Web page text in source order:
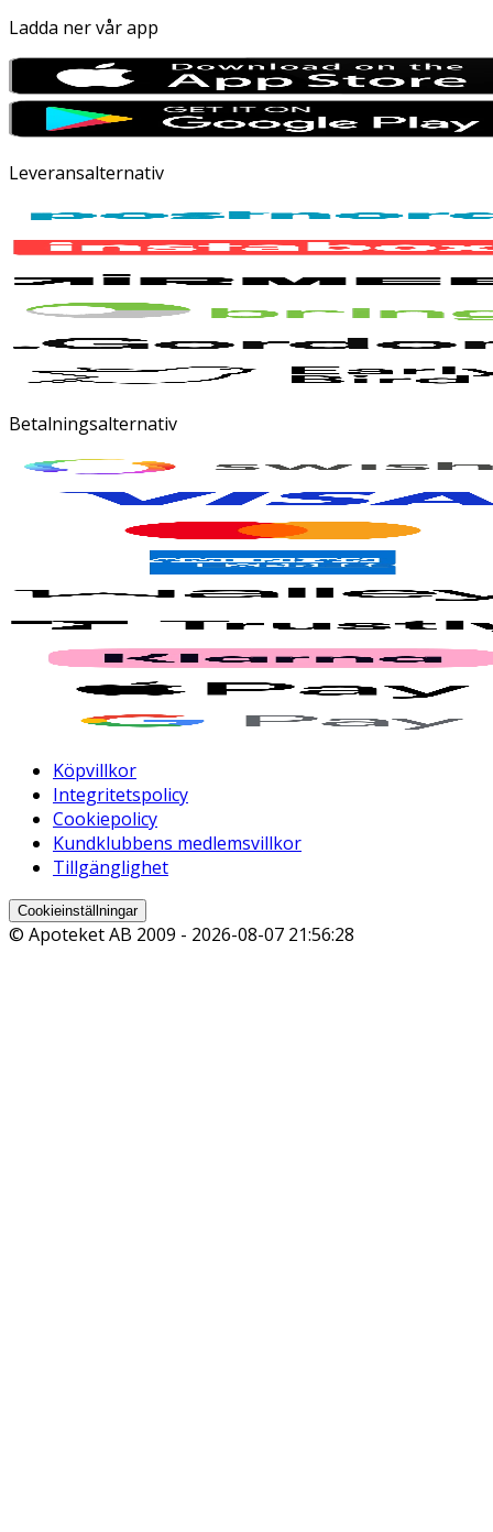
Ladda ner vår app
Leveransalternativ
Betalningsalternativ
Köpvillkor
Integritetspolicy
Cookiepolicy
Kundklubbens medlemsvillkor
Tillgänglighet
Cookieinställningar
© Apoteket AB 2009 - 2026-08-07 21:56:28